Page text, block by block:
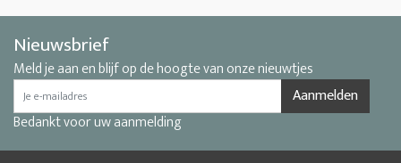
Nieuwsbrief
Meld je aan en blijf op de hoogte van onze nieuwtjes
Aanmelden
Bedankt voor uw aanmelding